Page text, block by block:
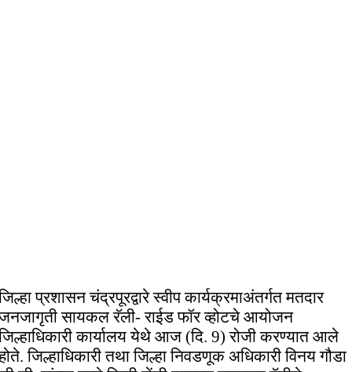
प्रशासन चंद्रपूरद्वारे स्वीप कार्यक्रमाअंतर्गत मतदार
सायकल रॅली- राईड फॉर व्होटचे आयोजन
कार्यालय येथे आज (दि. 9) रोजी करण्यात आले
जिल्हाधिकारी तथा जिल्हा निवडणूक अधिकारी विनय गौडा